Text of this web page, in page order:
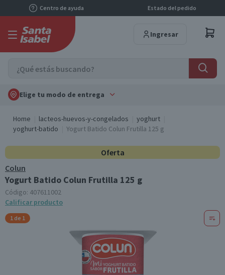
Centro de ayuda Estado del pedido
Ingresar
Elige tu modo de entrega
Home lacteos-huevos-y-congelados
yoghurt
yoghurt-batido
Yogurt Batido Colun Frutilla 125 g
Oferta
Colun
Yogurt Batido Colun Frutilla 125 g
Código: 407611002
Calificar producto
1 de 1